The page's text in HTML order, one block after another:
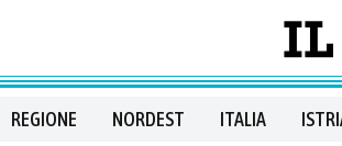
REGIONE NORDEST ITALIA